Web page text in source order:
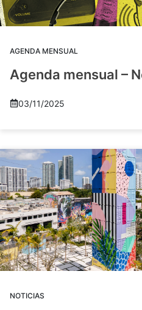
AGENDA MENSUAL
Agenda mensual –
03/11/2025
NOTICIAS